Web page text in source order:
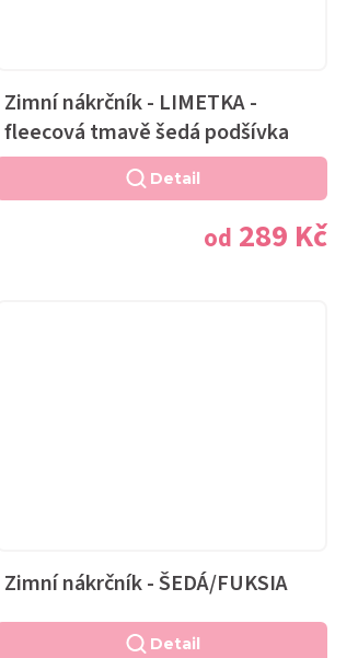
Zimní nákrčník - LIMETKA -
fleecová tmavě šedá podšívka
od 289 Kč
Detail
Zimní nákrčník - ŠEDÁ/FUKSIA
Detail